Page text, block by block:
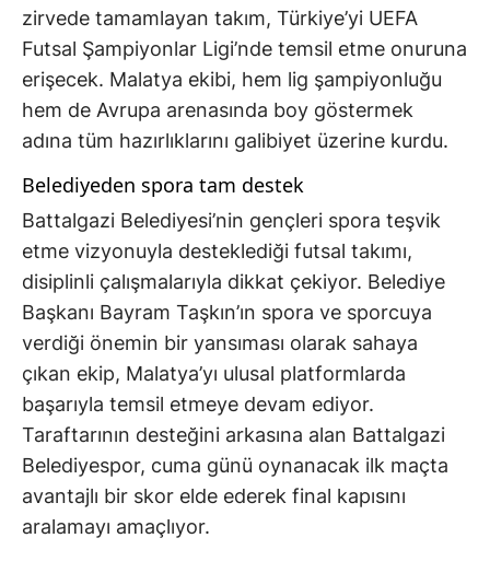
zirvede tamamlayan takım, Türkiye’yi UEFA
Futsal Şampiyonlar Ligi’nde temsil etme onuruna
erişecek. Malatya ekibi, hem lig şampiyonluğu
hem de Avrupa arenasında boy göstermek
adına tüm hazırlıklarını galibiyet üzerine kurdu.
Belediyeden spora tam destek
Battalgazi Belediyesi’nin gençleri spora teşvik
etme vizyonuyla desteklediği futsal takımı,
disiplinli çalışmalarıyla dikkat çekiyor. Belediye
Başkanı Bayram Taşkın’ın spora ve sporcuya
verdiği önemin bir yansıması olarak sahaya
çıkan ekip, Malatya’yı ulusal platformlarda
başarıyla temsil etmeye devam ediyor.
Taraftarının desteğini arkasına alan Battalgazi
Belediyespor, cuma günü oynanacak ilk maçta
avantajlı bir skor elde ederek final kapısını
aralamayı amaçlıyor.